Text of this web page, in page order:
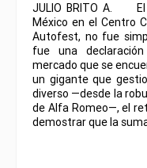
JULIO BRITO A. El
México en el Centro
Autofest, no fue
fue una
mercado que se
un gigante que
diverso —desde la
de Alfa Romeo—, el
demostrar que la